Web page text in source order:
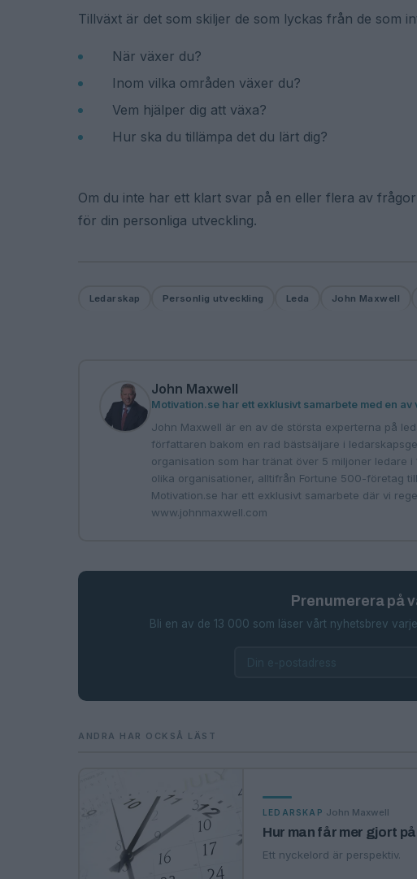
Tillväxt är det som skiljer de som lyckas från de som
När växer du?
Inom vilka områden växer du?
Vem hjälper dig att växa?
Hur ska du tillämpa det du lärt dig?
Om du inte har ett klart svar på en eller flera av
för din personliga utveckling.
Ledarskap Personlig utveckling Leda John Maxwell
John Maxwell
Motivation.se har ett exklusivt samarbete med en
John Maxwell är en av de största experterna på
författaren bakom en rad bästsäljare i
organisation som har tränat över 5 miljoner ledare
olika organisationer, alltifrån Fortune 500-företag
Motivation.se har ett exklusivt samarbete där vi
www.johnmaxwell.com
Prenumerera på
Bli en av de 13 000 som läser vårt nyhetsbrev
ANDRA HAR OCKSÅ LÄST
LEDARSKAP John Maxwell
Hur man får mer gjort
Ett nyckelord är perspektiv.